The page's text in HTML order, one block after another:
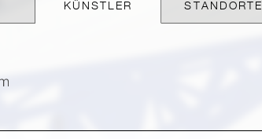
KÜNSTLER STANDORTE